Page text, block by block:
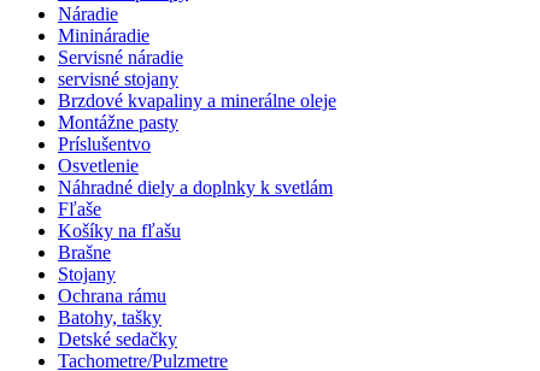
Náradie
Minináradie
Servisné náradie
servisné stojany
Brzdové kvapaliny a minerálne oleje
Montážne pasty
Príslušentvo
Osvetlenie
Náhradné diely a doplnky k svetlám
Fľaše
Košíky na fľašu
Brašne
Stojany
Ochrana rámu
Batohy, tašky
Detské sedačky
Tachometre/Pulzmetre